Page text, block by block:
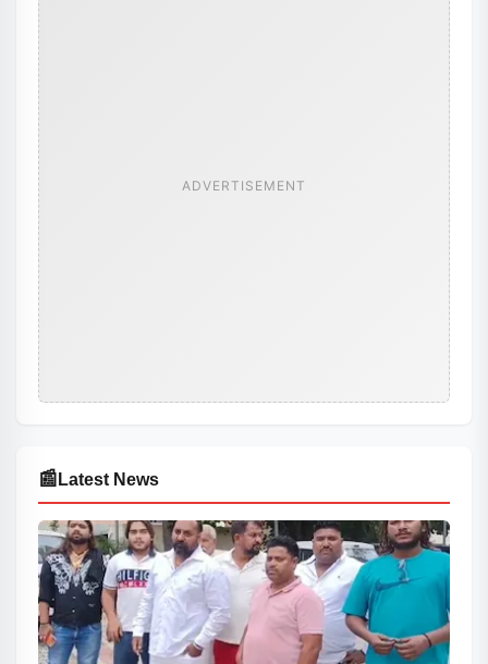
ADVERTISEMENT
📰 Latest News